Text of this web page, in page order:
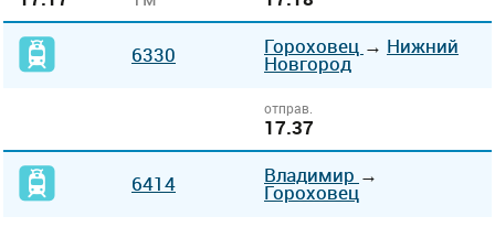
6330 Гороховец → Нижний
Новгород
отправ.
17.37
6414 Владимир →
Гороховец